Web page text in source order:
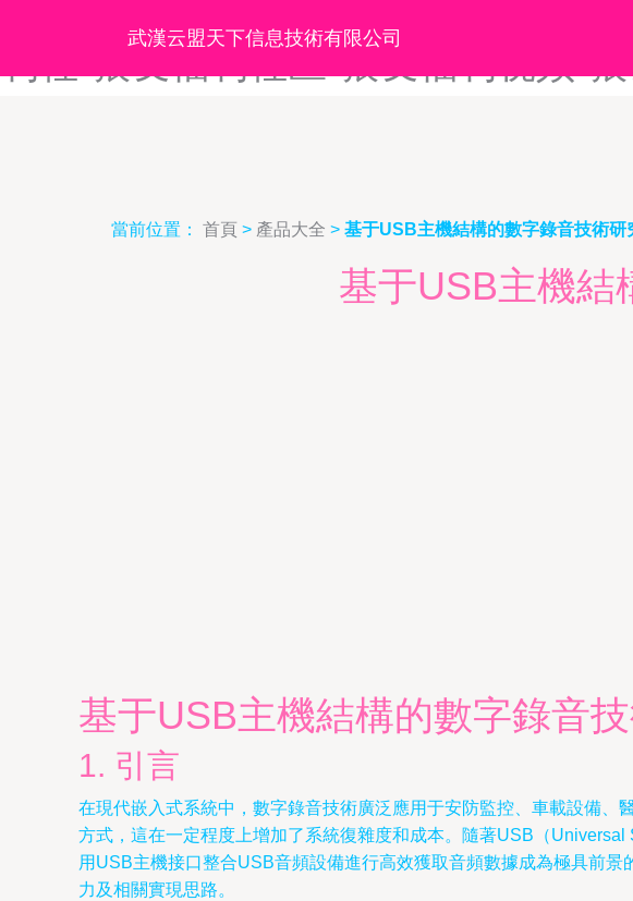
狼友福利av-狼友福利AV永久在线-
武漢云盟天下信息技術有限公司
當前位置： 首頁 > 產品大全 > 基于USB主機結構的數字錄音技術研
基于USB主機結
基于USB主機結構的數字錄音
1. 引言
在現代嵌入式系統中，數字錄音技術廣泛應用于安防監控、車載設備
方式，這在一定程度上增加了系統復雜度和成本。隨著USB（
用USB主機接口整合USB音頻設備進行高效獲取音頻數據成為極具前
力及相關實現思路。